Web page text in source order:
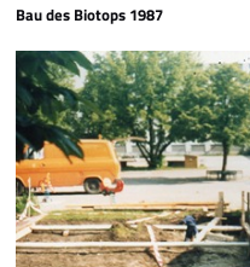
Bau des Biotops 1987